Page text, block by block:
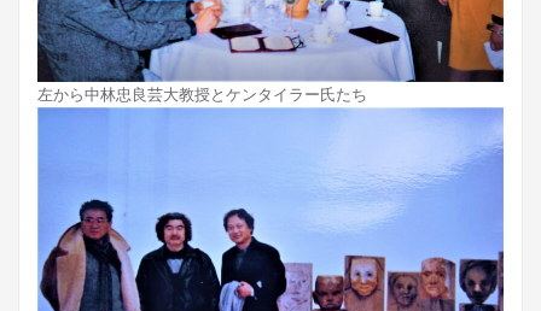
左から中林忠良芸大教授とケンタイラー氏たち